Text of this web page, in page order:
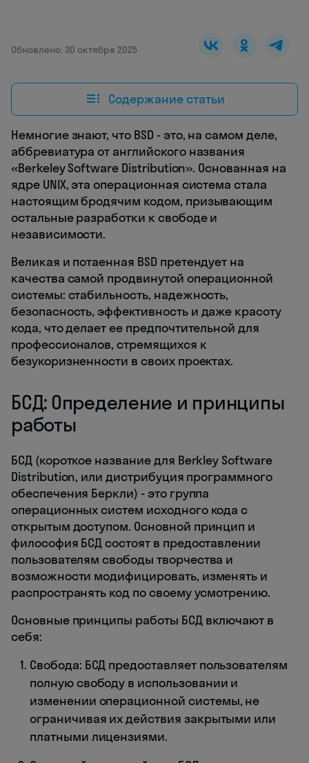
Обновлено: 30 октября 2025
Содержание статьи
Немногие знают, что BSD - это, на самом деле,
аббревиатура от английского названия
«Berkeley Software Distribution». Основанная на
ядре UNIX, эта операционная система стала
настоящим бродячим кодом, призывающим
остальные разработки к свободе и
независимости.
Великая и потаенная BSD претендует на
качества самой продвинутой операционной
системы: стабильность, надежность,
безопасность, эффективность и даже красоту
кода, что делает ее предпочтительной для
профессионалов, стремящихся к
безукоризненности в своих проектах.
БСД: Определение и принципы
работы
БСД (короткое название для Berkley Software
Distribution, или дистрибуция программного
обеспечения Беркли) - это группа
операционных систем исходного кода с
открытым доступом. Основной принцип и
философия БСД состоят в предоставлении
пользователям свободы творчества и
возможности модифицировать, изменять и
распространять код по своему усмотрению.
Основные принципы работы БСД включают в
себя:
Свобода: БСД предоставляет пользователям
полную свободу в использовании и
изменении операционной системы, не
ограничивая их действия закрытыми или
платными лицензиями.